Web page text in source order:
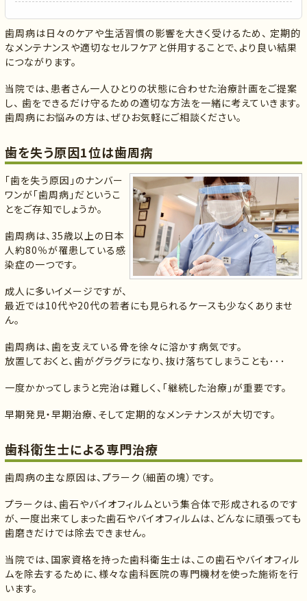
歯周病は日々のケアや生活習慣の影響を大きく受けるため、 定期的
なメンテナンスや適切なセルフケアと併用することで、より良い結果
につながります。
当院では、患者さん一人ひとりの状態に合わせた治療計画をご提案
し、 歯をできるだけ守るための適切な方法を一緒に考えていきます。
歯周病にお悩みの方は、ぜひお気軽にご相談ください。
歯を失う原因1位は歯周病
「歯を失う原因」のナンバー
ワンが「歯周病」だというこ
とをご存知でしょうか。
歯周病は、35歳以上の日本
人約80％が罹患している感
染症の一つです。
成人に多いイメージですが、
最近では10代や20代の若者にも見られるケースも少なくありませ
ん。
歯周病は、歯を支えている骨を徐々に溶かす病気です。
放置しておくと、歯がグラグラになり、抜け落ちてしまうことも･･･
一度かかってしまうと完治は難しく、「継続した治療」が重要です。
早期発見・早期治療、そして定期的なメンテナンスが大切です。
歯科衛生士による専門治療
歯周病の主な原因は、プラーク（細菌の塊）です。
プラークは、歯石やバイオフィルムという集合体で形成されるのです
が、一度出来てしまった歯石やバイオフィルムは、どんなに頑張っても
歯磨きだけでは除去できません。
当院では、国家資格を持った歯科衛生士は、この歯石やバイオフィル
ムを除去するために、様々な歯科医院の専門機材を使った施術を行
います。